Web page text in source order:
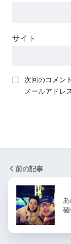
サイト
次回のコメン
メールアドレ
前の記事